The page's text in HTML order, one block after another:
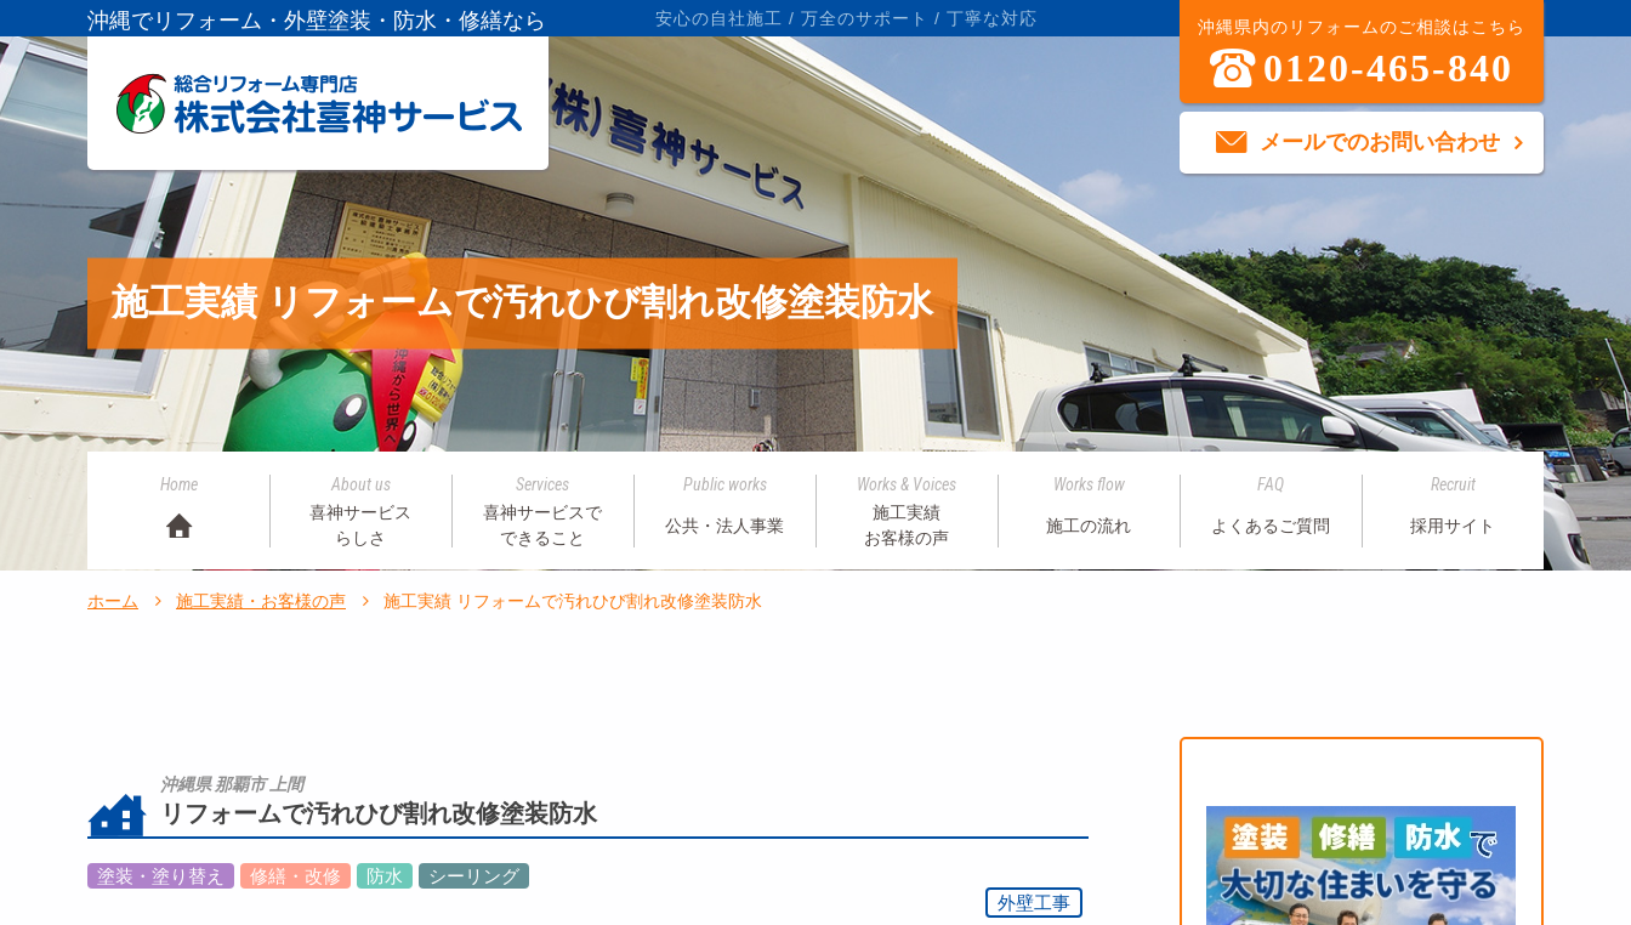
沖縄でリフォーム・外壁塗装・防水・修繕なら 安心の自社施工 / 万全のサポート / 丁寧な対応 沖縄県内のリフォームのご相談はこちら
0120-465-840
メールでのお問い合わせ
施工実績 リフォームで汚れひび割れ改修塗装防水
Home
About us
喜神サービス
らしさ
Services
喜神サービスで
できること
Public works
公共・法人事業
Works & Voices
施工実績
お客様の声
Works flow
施工の流れ
FAQ
よくあるご質問
Recruit
採用サイト
ホーム 施工実績・お客様の声 施工実績 リフォームで汚れひび割れ改修塗装防水
沖縄県 那覇市 上間
リフォームで汚れひび割れ改修塗装防水
塗装・塗り替え 修繕・改修 防水
シーリング
外壁工事